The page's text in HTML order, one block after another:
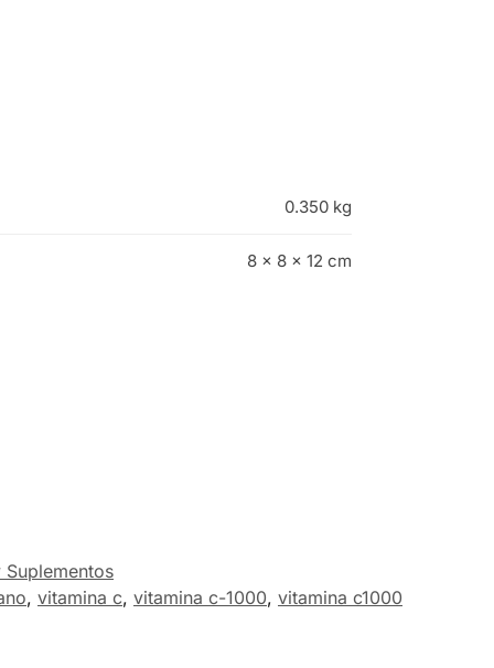
0.350 kg
8 × 8 × 12 cm
, vitamina c, vitamina c-1000, vitamina c1000